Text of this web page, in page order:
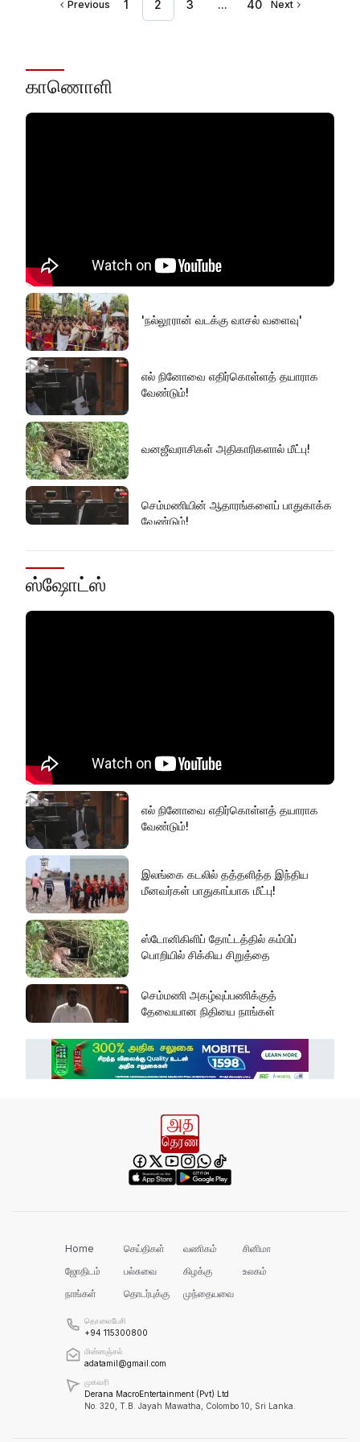
Previous 1 2 3 ... 40 Next
காணொளி
'நல்லூரான் வடக்கு வாசல் வளைவு'
எல் நினோவை எதிர்கொள்ளத் தயாராக
வேண்டும்!
வனஜீவராசிகள் அதிகாரிகளால் மீட்பு!
செம்மணியின் ஆதாரங்களைப் பாதுகாக்க
வேண்டும்!
கொத்மலை வான் கதவுகள் திறப்பு
ஸ்ஷோட்ஸ்
எல் நினோவை எதிர்கொள்ளத் தயாராக
வேண்டும்!
இலங்கை கடலில் தத்தளித்த இந்திய
மீனவர்கள் பாதுகாப்பாக மீட்பு!
ஸ்டோனிகிளிப் தோட்டத்தில் கம்பிப்
பொறியில் சிக்கிய சிறுத்தை
செம்மணி அகழ்வுப்பணிக்குத்
தேவையான நிதியை நாங்கள்
ஒதுக்கியுள்ளோம்!
ரவிகரன் கோரிக்கை!
அரசின் நடவடிக்கை தான் என்ன?
உங்களுக்கு வடக்கு மாகாணம் என்ற
ஒன்று இருக்கா?
காரியப்பர்!
கிவுல் ஓயா திட்டம் தற்போது கிடப்பில்
Home செய்திகள் வணிகம்
சினிமா
ஜோதிடம்
பல்சுவை கிழக்கு
உலகம்
நாங்கள்
தொடர்புக்கு முந்தையவை
தொலைபேசி
+94 115300800
மின்னஞ்சல்
adatamil@gmail.com
முகவரி
Derana MacroEntertainment (Pvt) Ltd
No. 320, T.B. Jayah Mawatha, Colombo 10, Sri Lanka.